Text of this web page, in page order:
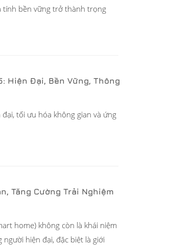
tính bền vững trở thành trọng
Hiện Đại, Bền Vững, Thông
tối ưu hóa không gian và ứng
Tăng Cường Trải Nghiệm
home) không còn là khái niệm
hiện đại, đặc biệt là giới